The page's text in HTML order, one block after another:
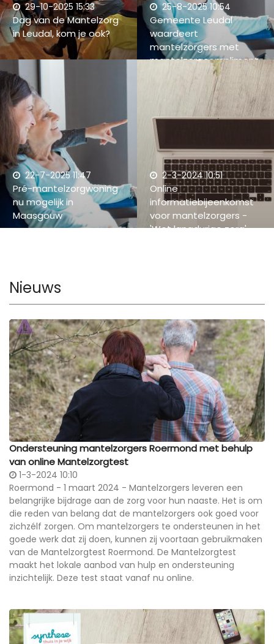
29-10-2025 15:33
Dag van de Mantelzorg
in Leudal, kom je ook?
25-8-2025 10:54
Gemeente Leudal
waardeert
mantelzorgers met
mantelzorgcompliment
en mantelzorgattentie
22-7-2025 11:47
Pré-mantelzorgwoning
nu mogelijk in
Maasgouw
2-3-2024 10:51
Online
informatiebijeenkomst
voor mantelzorgers -
'Wet langdurige zorg'
Nieuws
Ondersteuning mantelzorgers Roermond met behulp
van online Mantelzorgtest
1-3-2024 10:10
Roermond - 1 maart 2024 - Mantelzorgers leveren een
belangrijke bijdrage aan de zorg voor hun naaste. Het is om
die reden van belang dat de mantelzorgers ook goed voor
zichzélf zorgen. Om mantelzorgers te ondersteunen in het
goede werk dat zij doen, kunnen zij voortaan gebruikmaken
van de Mantelzorgtest Roermond. De Mantelzorgtest
maakt het lokale aanbod van hulp en ondersteuning
inzichtelijk. Deze test staat vanaf nu online.